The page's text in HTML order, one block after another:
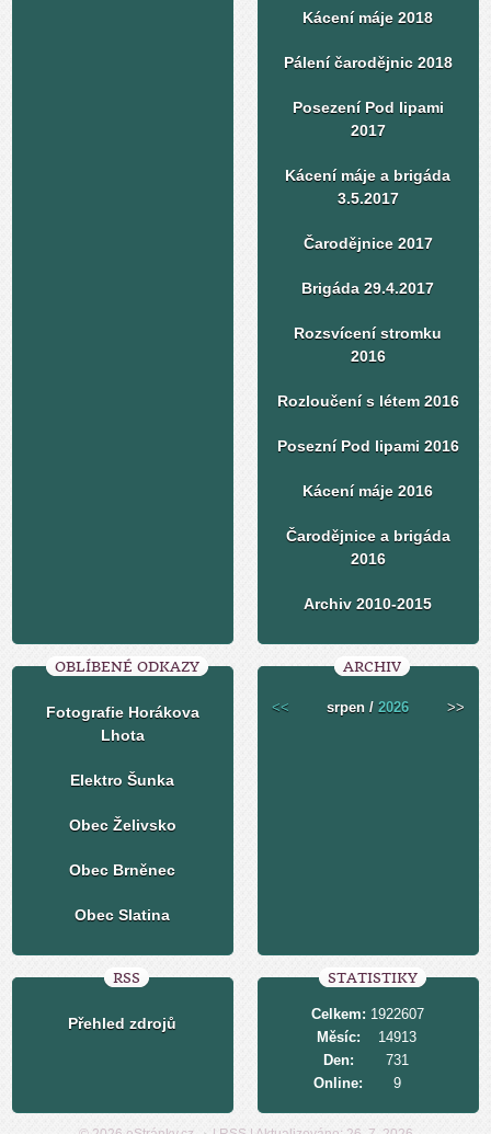
Kácení máje 2018
Pálení čarodějnic 2018
Posezení Pod lipami
2017
Kácení máje a brigáda
3.5.2017
Čarodějnice 2017
Brigáda 29.4.2017
Rozsvícení stromku
2016
Rozloučení s létem 2016
Posezní Pod lipami 2016
Kácení máje 2016
Čarodějnice a brigáda
2016
Archiv 2010-2015
OBLÍBENÉ ODKAZY
Fotografie Horákova
Lhota
Elektro Šunka
Obec Želivsko
Obec Brněnec
Obec Slatina
ARCHIV
<< srpen /2026 >>
RSS
Přehled zdrojů
STATISTIKY
Online: 9
Celkem: 1922607
Měsíc:
14913
Den:
731